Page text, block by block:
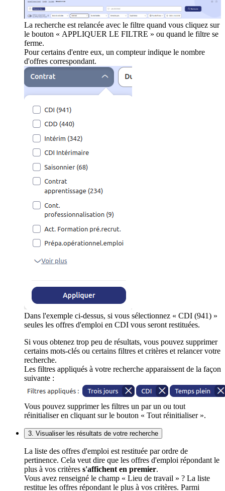
La recherche est relancée avec le filtre quand vous cliquez sur
le bouton « APPLIQUER LE FILTRE » ou quand le filtre se
ferme.
Pour certains d'entre eux, un compteur indique le nombre
d'offres correspondant.
Dans l'exemple ci-dessus, si vous sélectionnez « CDI (941) »
seules les offres d'emploi en CDI vous seront restituées.
Si vous obtenez trop peu de résultats, vous pouvez supprimer
certains mots-clés ou certains filtres et critères et relancer votre
recherche.
Les filtres appliqués à votre recherche apparaissent de la façon
suivante :
Vous pouvez supprimer les filtres un par un ou tout
réinitialiser en cliquant sur le bouton « Tout réinitialiser ».
3. Visualiser les résultats de votre recherche
La liste des offres d'emploi est restituée par ordre de
pertinence. Cela veut dire que les offres d'emploi répondant le
plus à vos critères s'affichent en premier.
Vous avez renseigné le champ « Lieu de travail » ? La liste
restitue les offres répondant le plus à vos critères. Parmi